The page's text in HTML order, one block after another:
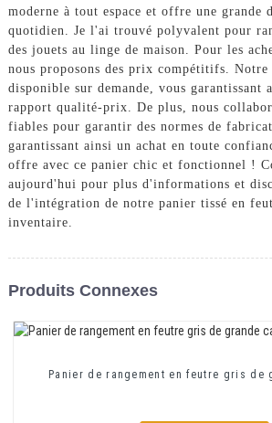
moderne à tout espace et offre une grande
quotidien. Je l'ai trouvé polyvalent pour
des jouets au linge de maison. Pour les
nous proposons des prix compétitifs.
disponible sur demande, vous garantissant
rapport qualité-prix. De plus, nous
fiables pour garantir des normes de
garantissant ainsi un achat en toute
offre avec ce panier chic et fonctionnel !
aujourd'hui pour plus d'informations et
de l'intégration de notre panier tissé en
inventaire.
Produits Connexes
Panier de rangement en feutre gris de